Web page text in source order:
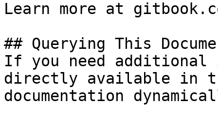
Learn more at
## Querying This
If you need
directly available in
documentation